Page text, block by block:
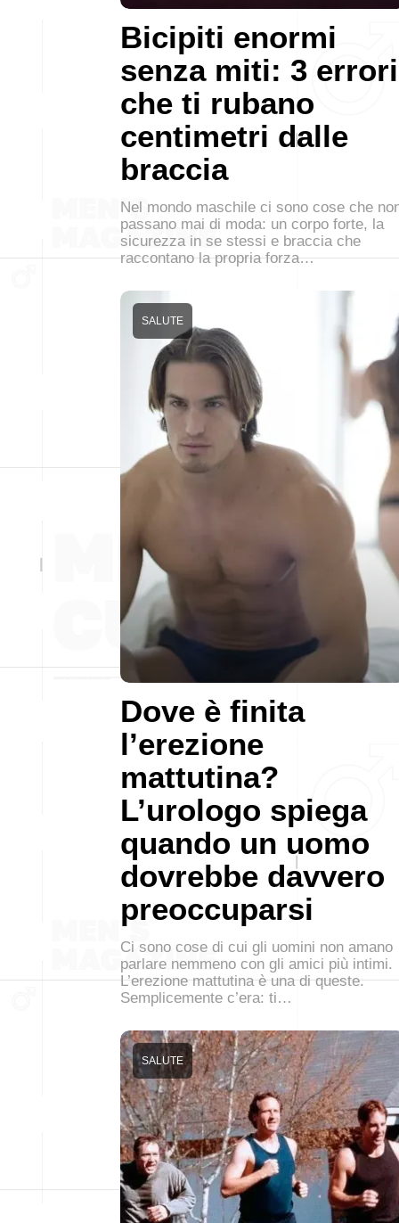
Bicipiti enormi
senza miti: 3 errori
che ti rubano
centimetri dalle
braccia
Nel mondo maschile ci sono cose che
passano mai di moda: un corpo forte, la
sicurezza in se stessi e braccia che
raccontano la propria forza…
Dove è finita
l’erezione
mattutina?
L’urologo spiega
quando un uomo
dovrebbe davvero
preoccuparsi
SALUTE
Ci sono cose di cui gli uomini non amano
parlare nemmeno con gli amici più intimi.
L’erezione mattutina è una di queste.
Semplicemente c’era: ti…
SALUTE